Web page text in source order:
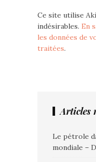
Ce site utilise
indésirables. En
les données de
traitées.
Articles
Le pétrole
mondiale –